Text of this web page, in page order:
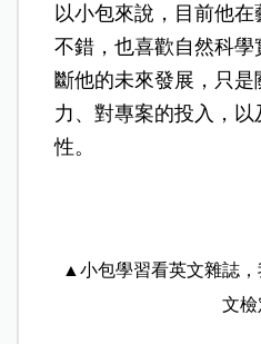
以小包來說，目前他
不錯，也喜歡自然科
斷他的未來發展，只
力、對專案的投入，
性。
▲小包學習看英文雜誌
文檢